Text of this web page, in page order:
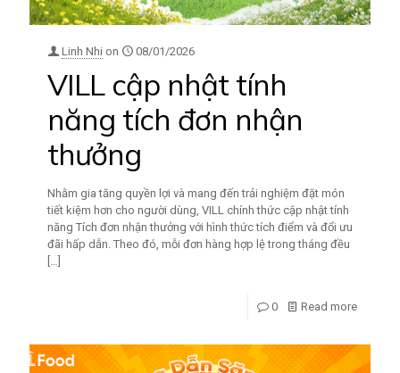
Linh Nhi on 08/01/2026
VILL cập nhật tính
năng tích đơn nhận
thưởng
Nhằm gia tăng quyền lợi và mang đến trải nghiệm đặt món
tiết kiệm hơn cho người dùng, VILL chính thức cập nhật tính
năng Tích đơn nhận thưởng với hình thức tích điểm và đổi ưu
đãi hấp dẫn. Theo đó, mỗi đơn hàng hợp lệ trong tháng đều
0 Read more